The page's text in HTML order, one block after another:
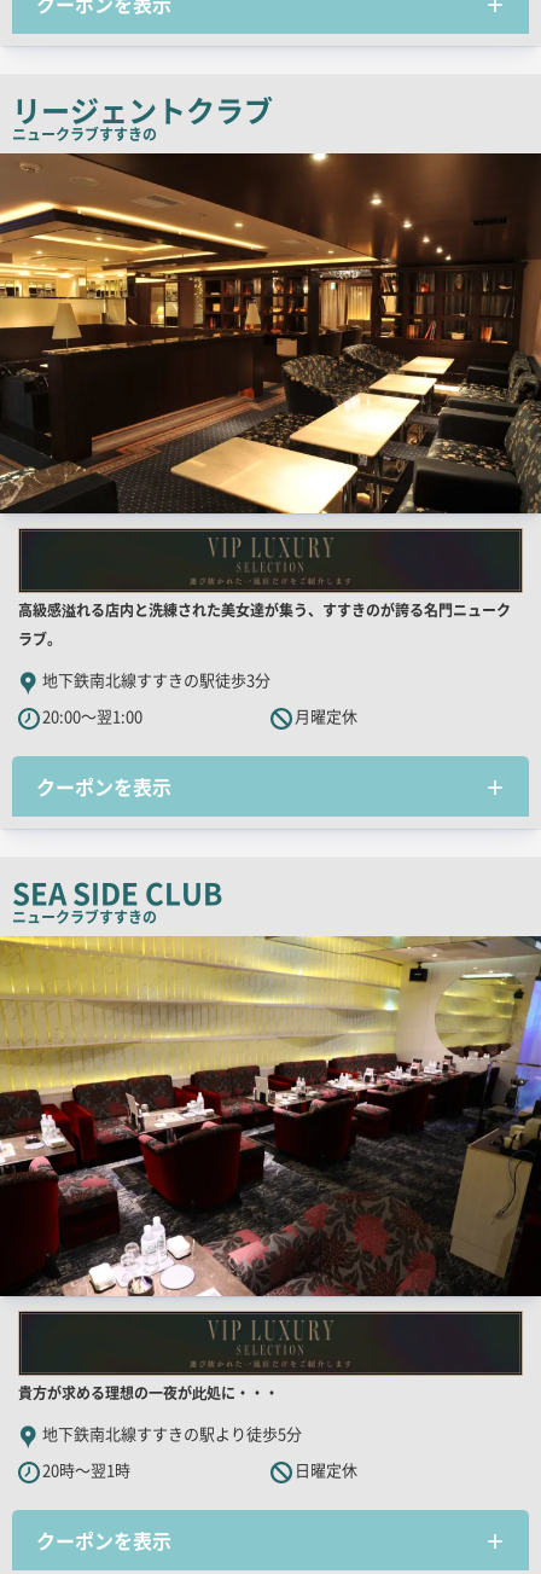
チ
ー
リージェントクラブ
ニュークラブすすきの
検
果
一
覧
用
画
像
店
舗
PR
キ
ャ
ッ
コ
高級感溢れる店内と洗練された美女達が集う、すすきのが誇る名門ニューク
ラブ。
地下鉄南北線すすきの駅徒歩3分
20:00～翌1:00
月曜定休
クーポンを表示
SEA SIDE CLUB
ニュークラブすすきの
検
索
結
果
一
覧
用
画
像
店
舗
PR
キ
ャ
チ
貴方が求める理想の一夜が此処に・・・
地下鉄南北線すすきの駅より徒歩5分
20時～翌1時
日曜定休
クーポンを表示